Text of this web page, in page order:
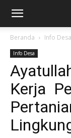
Beranda Info Desa
Info Desa
Kerja